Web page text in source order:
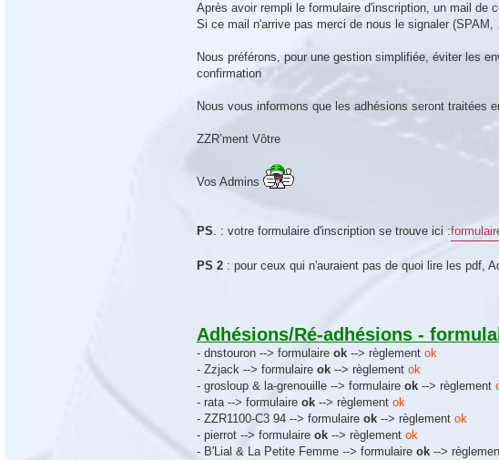
Après avoir rempli le formulaire d'inscription, un mail
Si ce mail n'arrive pas merci de nous le signaler (SPAM,
Nous préférons, pour une gestion simplifiée, éviter les
confirmation
Nous vous informons que les adhésions seront traitées
ZZR’ment Vôtre
Vos Admins
PS. : votre formulaire d'inscription se trouve ici :
PS 2 : pour ceux qui n'auraient pas de quoi lire les pdf,
Adhésions/Ré-adhésions -
- dnstouron --> formulaire ok --> règlement ok
- Zzjack --> formulaire ok --> règlement ok
- grosloup & la-grenouille --> formulaire ok --> règlement
- rata --> formulaire ok --> règlement ok
- ZZR1100-C3 94 --> formulaire ok --> règlement ok
- pierrot --> formulaire ok --> règlement ok
- B'Lial & La Petite Femme --> formulaire ok -->